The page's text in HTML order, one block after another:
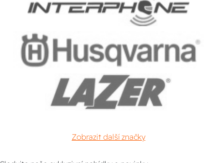
Zobrazit další značky